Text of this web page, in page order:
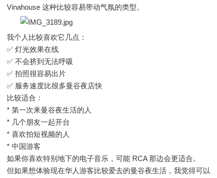
Vinahouse 这种比较容易带动气氛的类型。
我个人比较喜欢它几点：
✅ 灯光效果在线
✅ 不会挤到无法呼吸
✅ 拍照很容易出片
✅ 服务速度比很多曼谷夜店快
比较适合：
* 第一次来曼谷夜生活的人
* 几个朋友一起开台
* 喜欢拍短视频的人
* 中国游客
如果你喜欢特别地下的电子音乐，可能 RCA 那边会更适合。
但如果想体验现在华人游客比较爱去的曼谷夜生活，我觉得可以